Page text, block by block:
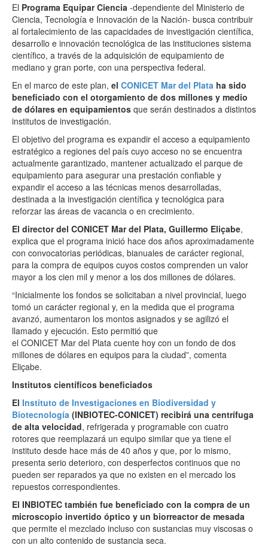
El Programa Equipar Ciencia -dependiente del Ministerio de
Ciencia, Tecnología e Innovación de la Nación- busca contribuir
al fortalecimiento de las capacidades de investigación científica,
desarrollo e innovación tecnológica de las instituciones sistema
científico, a través de la adquisición de equipamiento de
mediano y gran porte, con una perspectiva federal.
En el marco de este plan, el CONICET Mar del Plata ha sido
beneficiado con el otorgamiento de dos millones y medio
de dólares en equipamientos que serán destinados a distintos
institutos de investigación.
El objetivo del programa es expandir el acceso a equipamiento
estratégico a regiones del país cuyo acceso no se encuentra
actualmente garantizado, mantener actualizado el parque de
equipamiento para asegurar una prestación confiable y
expandir el acceso a las técnicas menos desarrolladas,
destinada a la investigación científica y tecnológica para
reforzar las áreas de vacancia o en crecimiento.
El director del CONICET Mar del Plata, Guillermo Eliçabe,
explica que el programa inició hace dos años aproximadamente
con convocatorias periódicas, bianuales de carácter regional,
para la compra de equipos cuyos costos comprenden un valor
mayor a los cien mil y menor a los dos millones de dólares.
“Inicialmente los fondos se solicitaban a nivel provincial, luego
tomó un carácter regional y, en la medida que el programa
avanzó, aumentaron los montos asignados y se agilizó el
llamado y ejecución. Esto permitió que
el CONICET Mar del Plata cuente hoy con un fondo de dos
millones de dólares en equipos para la ciudad”, comenta
Eliçabe.
Institutos científicos beneficiados
El Instituto de Investigaciones en Biodiversidad y
Biotecnología (INBIOTEC-CONICET) recibirá una centrífuga
de alta velocidad, refrigerada y programable con cuatro
rotores que reemplazará un equipo similar que ya tiene el
instituto desde hace más de 40 años y que, por lo mismo,
presenta serio deterioro, con desperfectos continuos que no
pueden ser reparados ya que no existen en el mercado los
repuestos correspondientes.
El INBIOTEC también fue beneficiado con la compra de un
microscopio invertido óptico y un biorreactor de mesada
que permite el mezclado incluso con sustancias muy viscosas o
con un alto contenido de sustancia seca.